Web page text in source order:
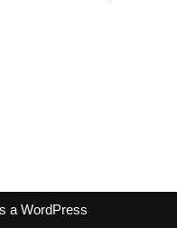
a WordPress